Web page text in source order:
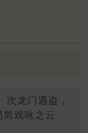
龙门遇盗，
简戏咏之云